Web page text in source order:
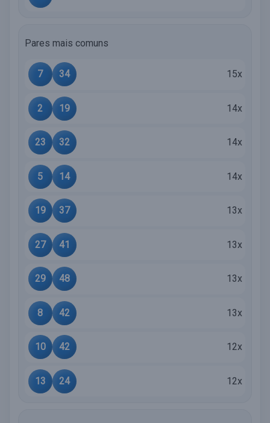
Pares mais comuns
7 34 15x
2 19 14x
23 32 14x
5 14 14x
19 37 13x
27 41 13x
29 48 13x
8 42 13x
10 42 12x
13 24 12x